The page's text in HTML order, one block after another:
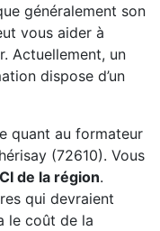
généralement son
vous aider à
Actuellement, un
dispose d’un
quant au formateur
(72610). Vous
de la région.
qui devraient
le coût de la